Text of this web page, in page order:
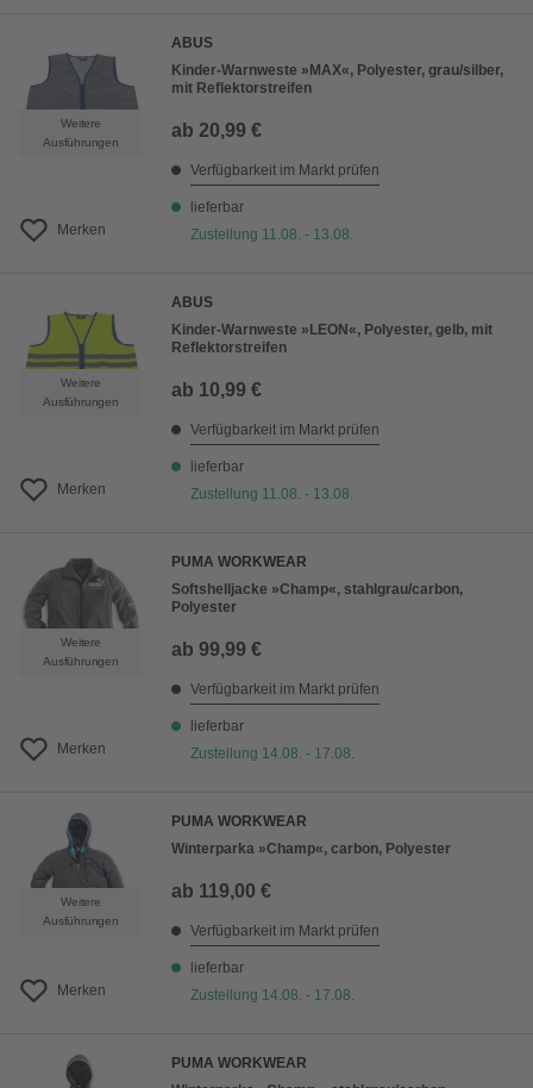
Weitere
Ausführungen
Merken
ABUS
Kinder-Warnweste »MAX«, Polyester, grau/silber,
mit Reflektorstreifen
ab 20,99 €
Verfügbarkeit im Markt prüfen
lieferbar
Zustellung 11.08. - 13.08.
Weitere
Ausführungen
Merken
ABUS
Kinder-Warnweste »LEON«, Polyester, gelb, mit
Reflektorstreifen
ab 10,99 €
Verfügbarkeit im Markt prüfen
lieferbar
Zustellung 11.08. - 13.08.
Weitere
Ausführungen
Merken
PUMA WORKWEAR
Softshelljacke »Champ«, stahlgrau/carbon,
Polyester
ab 99,99 €
Verfügbarkeit im Markt prüfen
lieferbar
Zustellung 14.08. - 17.08.
Weitere
Ausführungen
Merken
PUMA WORKWEAR
Winterparka »Champ«, carbon, Polyester
ab 119,00 €
Verfügbarkeit im Markt prüfen
lieferbar
Zustellung 14.08. - 17.08.
PUMA WORKWEAR